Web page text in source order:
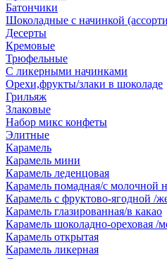
Батончики
Шоколадные с начинкой
Десерты
Кремовые
Трюфельные
С ликерными начинками
Орехи,фрукты/злаки в шоколаде
Грильяж
Злаковые
Набор микс конфеты
Элитные
Карамель
Карамель мини
Карамель леденцовая
Карамель помадная/с молочной
Карамель с фруктово-ягодной /
Карамель глазированная/в какао
Карамель шоколадно-ореховая /
Карамель открытая
Карамель ликерная